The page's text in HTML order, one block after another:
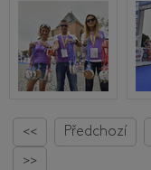
<< Předchozí
>>